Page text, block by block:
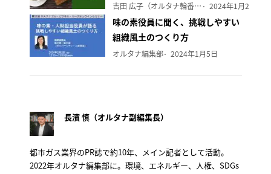
吉田 広子（オルタナ輪番編集長） 2024年1月29日
味の素役員に聞く、挑戦しやすい
組織風土のつくり方
オルタナ編集部 2024年1月5日
長濱 慎（オルタナ副編集長）
都市ガス業界のPR誌で約10年、メイン記者として活動。
2022年オルタナ編集部に。環境、エネルギー、人権、SDGs